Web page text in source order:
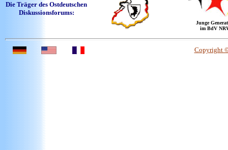
Die Träger des Ostdeutschen
Diskussionsforums:
Junge
im BdV
Copyright